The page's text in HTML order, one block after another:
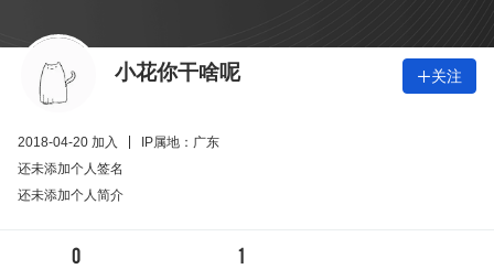
小花你干啥呢 关注
2018-04-20 加入
IP属地：广东
还未添加个人签名
还未添加个人简介
0 1